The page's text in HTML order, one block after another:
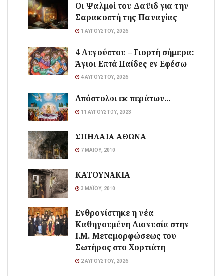
Οι Ψαλμοί του Δαϋιδ για την
Σαρακοστή της Παναγίας
1 ΑΥΓΟΎΣΤΟΥ, 2026
4 Αυγούστου – Γιορτή σήμερα:
Άγιοι Επτά Παίδες εν Εφέσω
4 ΑΥΓΟΎΣΤΟΥ, 2026
Απόστολοι εκ περάτων…
11 ΑΥΓΟΎΣΤΟΥ, 2023
ΣΠΗΛΑΙΑ ΑΘΩΝΑ
7 ΜΑΪ́ΟΥ, 2010
ΚΑΤΟΥΝΑΚΙΑ
3 ΜΑΪ́ΟΥ, 2010
Ενθρονίστηκε η νέα
Καθηγουμένη Διονυσία στην
Ι.Μ. Μεταμορφώσεως του
Σωτήρος στο Χορτιάτη
2 ΑΥΓΟΎΣΤΟΥ, 2026